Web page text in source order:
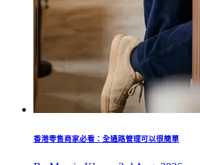
香港零售商家必看：全通路管理可以很簡單